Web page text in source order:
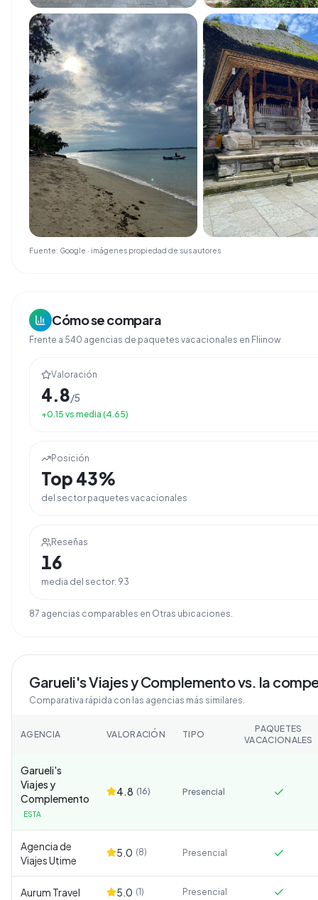
Fuente: Google · imágenes propiedad de sus autores
Cómo se compara
Frente a 540 agencias de paquetes vacacionales en Fliinow
Valoración
4.8/5
+0.15 vs media (4.65)
Posición
Top 43%
del sector paquetes vacacionales
Reseñas
16
media del sector: 93
87 agencias comparables en Otras ubicaciones.
Garueli's Viajes y Complementovs. la
Comparativa rápida con las agencias más similares.
AGENCIA VALORACIÓN TIPO
PAQUETES
VACACIONALES
Garueli's
Viajes y
Complemento
ESTA
4.8 (16) Presencial
Agencia de
Viajes Utime
5.0 (8) Presencial
Aurum Travel 5.0 (1) Presencial